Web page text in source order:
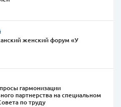
женский форум «У
гармонизации
партнерства на специальном
по труду